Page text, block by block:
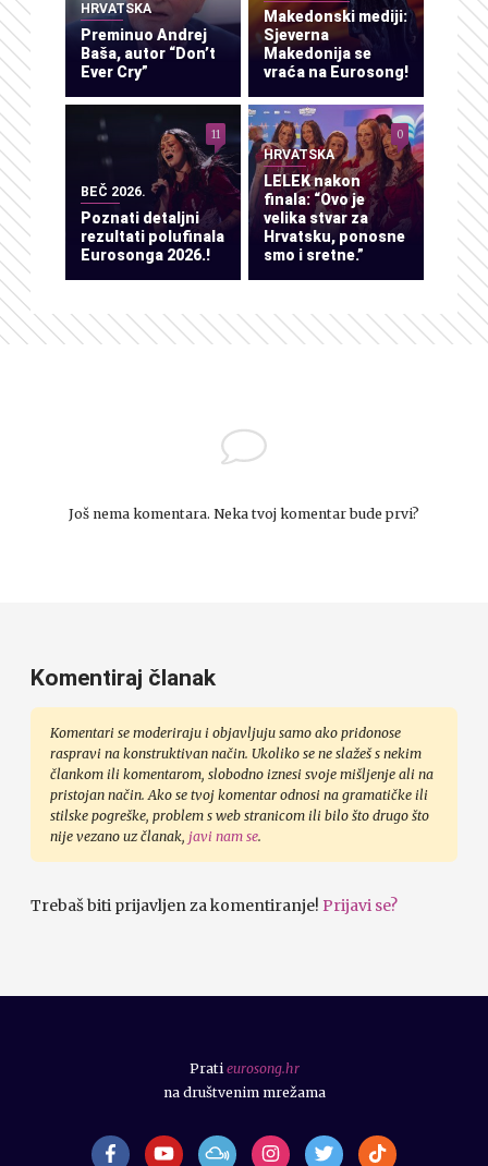
HRVATSKA
Preminuo Andrej
Baša, autor “Don’t
Ever Cry”
Makedonski mediji:
Sjeverna
Makedonija se
vraća na Eurosong!
BEČ 2026.
Poznati detaljni
rezultati polufinala
Eurosonga 2026.!
11
HRVATSKA
LELEK nakon
finala: “Ovo je
velika stvar za
Hrvatsku, ponosne
smo i sretne.”
0
Još nema komentara. Neka tvoj komentar bude prvi?
Komentiraj članak
Komentari se moderiraju i objavljuju samo ako pridonose
raspravi na konstruktivan način. Ukoliko se ne slažeš s nekim
člankom ili komentarom, slobodno iznesi svoje mišljenje ali na
pristojan način. Ako se tvoj komentar odnosi na gramatičke ili
stilske pogreške, problem s web stranicom ili bilo što drugo što
nije vezano uz članak, javi nam se.
Trebaš biti prijavljen za komentiranje! Prijavi se?
Prati eurosong.hr
na društvenim mrežama